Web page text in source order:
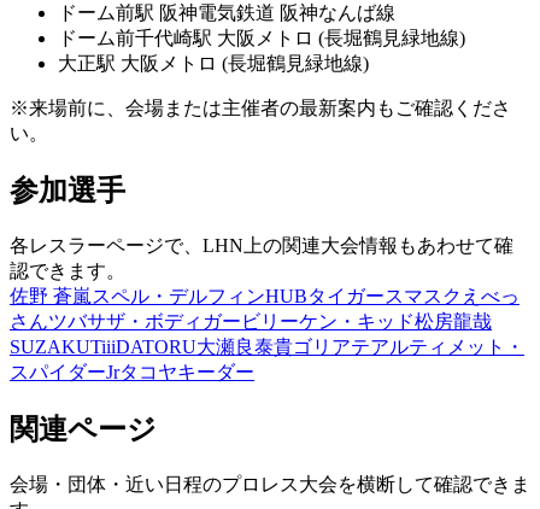
ドーム前駅 阪神電気鉄道 阪神なんば線
ドーム前千代崎駅 大阪メトロ (長堀鶴見緑地線)
大正駅 大阪メトロ (長堀鶴見緑地線)
※来場前に、会場または主催者の最新案内もご確認くださ
い。
参加選手
各レスラーページで、LHN上の関連大会情報もあわせて確
認できます。
佐野 蒼嵐 スペル・デルフィンHUBタイガースマスク えべっ
さんツバサザ・ボディガー ビリーケン・キッド松房龍哉
SUZAKUTiiiDATORU大瀬良泰貴ゴリアテアルティメット・
スパイダーJrタコヤキーダー
関連ページ
会場・団体・近い日程のプロレス大会を横断して確認できま